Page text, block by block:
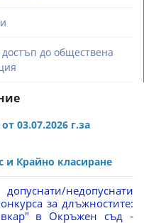
до обществена
03.07.2026 г.за
и Крайно класиране
недопуснати
за длъжностите:
в Окръжен съд -